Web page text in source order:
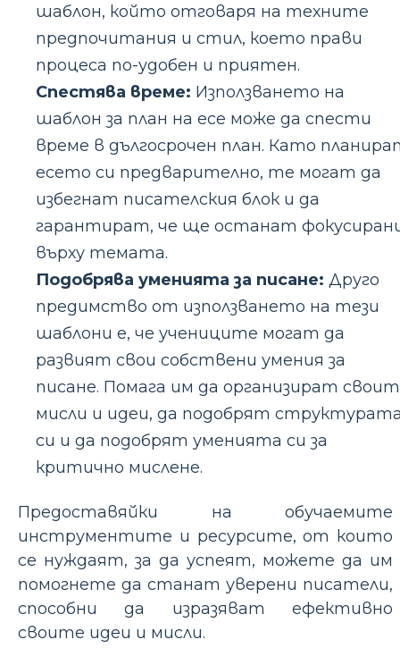
шаблон, който отговаря на техните
предпочитания и стил, което прави
процеса по-удобен и приятен.
Спестява време: Използването на
шаблон за план на есе може да спести
време в дългосрочен план. Като
есето си предварително, те могат да
избегнат писателския блок и да
гарантират, че ще останат
върху темата.
Подобрява уменията за писане: Друго
предимство от използването на тези
шаблони е, че учениците могат да
развият свои собствени умения за
писане. Помага им да организират
мисли и идеи, да подобрят
си и да подобрят уменията си за
критично мислене.
Предоставяйки на обучаемите
инструментите и ресурсите, от които
се нуждаят, за да успеят, можете да им
помогнете да станат уверени писатели,
способни да изразяват ефективно
своите идеи и мисли.